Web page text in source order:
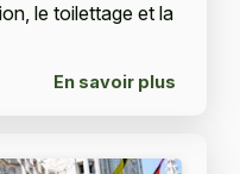
le toilettage et la
En savoir plus